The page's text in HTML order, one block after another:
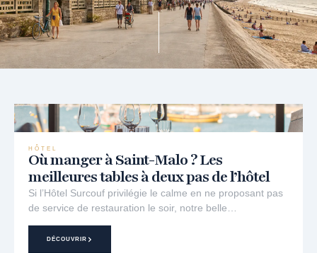
HÔTEL
Où manger à Saint-Malo ? Les
meilleures tables à deux pas de l’hôtel
Si l’Hôtel Surcouf privilégie le calme en ne proposant pas
de service de restauration le soir, notre belle…
DÉCOUVRIR